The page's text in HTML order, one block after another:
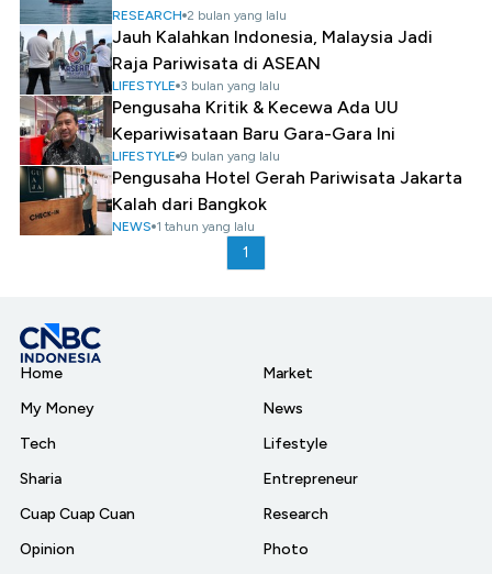
RESEARCH 2 bulan yang lalu
Jauh Kalahkan Indonesia, Malaysia Jadi
Raja Pariwisata di ASEAN
LIFESTYLE 3 bulan yang lalu
Pengusaha Kritik & Kecewa Ada UU
Kepariwisataan Baru Gara-Gara Ini
LIFESTYLE 9 bulan yang lalu
Pengusaha Hotel Gerah Pariwisata Jakarta
Kalah dari Bangkok
NEWS 1 tahun yang lalu
1
Home
My Money
Tech
Sharia
Cuap Cuap Cuan
Opinion
Market
News
Lifestyle
Entrepreneur
Research
Photo